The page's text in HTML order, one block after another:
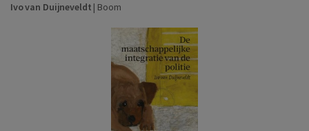
Ivo van Duijneveldt | Boom